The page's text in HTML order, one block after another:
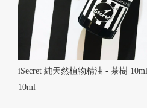
iSecret 純天然植物精油 - 茶樹 10ml
10ml